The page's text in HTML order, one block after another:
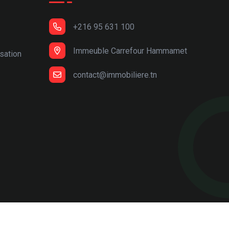
+216 95 631 100
Immeuble Carrefour Hammamet
contact@immobiliere.tn